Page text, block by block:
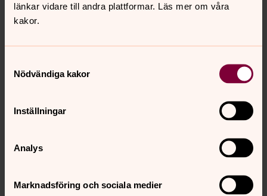
länkar vidare till andra plattformar. Läs mer om våra
kakor.
Nödvändiga kakor
Inställningar
Analys
Marknadsföring och sociala medier